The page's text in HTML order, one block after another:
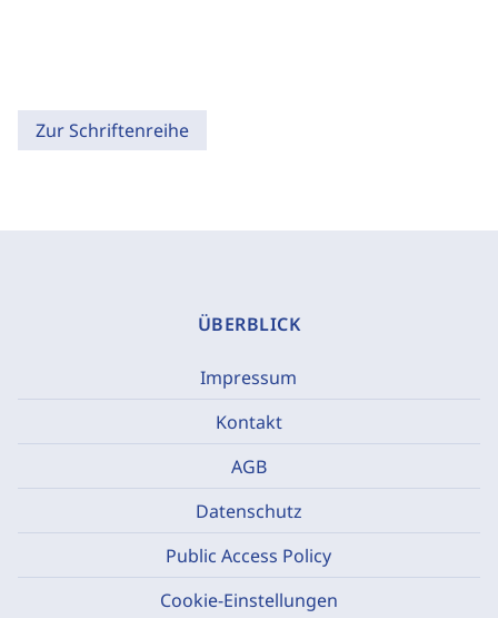
Zur Schriftenreihe
ÜBERBLICK
Impressum
Kontakt
AGB
Datenschutz
Public Access Policy
Cookie-Einstellungen